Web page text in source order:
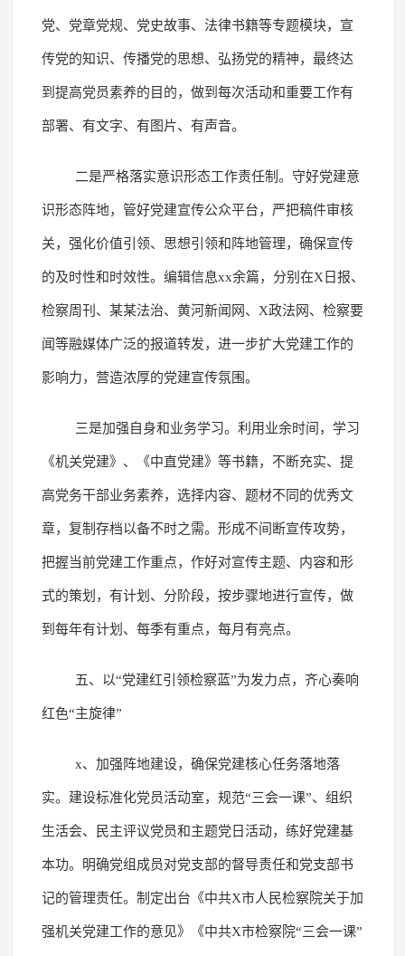
党、党章党规、党史故事、法律书籍等专题模块，宣
传党的知识、传播党的思想、弘扬党的精神，最终达
到提高党员素养的目的，做到每次活动和重要工作有
部署、有文字、有图片、有声音。
二是严格落实意识形态工作责任制。守好党建意
识形态阵地，管好党建宣传公众平台，严把稿件审核
关，强化价值引领、思想引领和阵地管理，确保宣传
的及时性和时效性。编辑信息xx余篇，分别在X日报、
检察周刊、某某法治、黄河新闻网、X政法网、检察要
闻等融媒体广泛的报道转发，进一步扩大党建工作的
影响力，营造浓厚的党建宣传氛围。
三是加强自身和业务学习。利用业余时间，学习
《机关党建》、《中直党建》等书籍，不断充实、提
高党务干部业务素养，选择内容、题材不同的优秀文
章，复制存档以备不时之需。形成不间断宣传攻势，
把握当前党建工作重点，作好对宣传主题、内容和形
式的策划，有计划、分阶段，按步骤地进行宣传，做
到每年有计划、每季有重点，每月有亮点。
五、以“党建红引领检察蓝”为发力点，齐心奏响
红色“主旋律”
x、加强阵地建设，确保党建核心任务落地落
实。建设标准化党员活动室，规范“三会一课”、组织
生活会、民主评议党员和主题党日活动，练好党建基
本功。明确党组成员对党支部的督导责任和党支部书
记的管理责任。制定出台《中共X市人民检察院关于加
强机关党建工作的意见》《中共X市检察院“三会一课”